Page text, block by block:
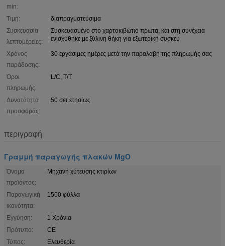
min:
Τιμή:
διαπραγματεύσιμα
Συσκευασία
λεπτομέρειες:
Συσκευασμένο στο χαρτοκιβώτιο πρώτα, και στη συνέχεια
ενισχύθηκε με ξύλινη θήκη για εξωτερική συσκευ
Χρόνος
παράδοσης:
30 εργάσιμες ημέρες μετά την παραλαβή της πληρωμής σας
Όροι
πληρωμής:
L/C, T/T
Δυνατότητα
προσφοράς:
50 σετ ετησίως
περιγραφή
Γραμμή παραγωγής πλακών MgO
Όνομα
προϊόντος:
Μηχανή χύτευσης κτιρίων
Παραγωγική
ικανότητα:
1500 φύλλα
Εγγύηση:
1 Χρόνια
Πρότυπο:
CE
Τύπος:
Ελευθερία